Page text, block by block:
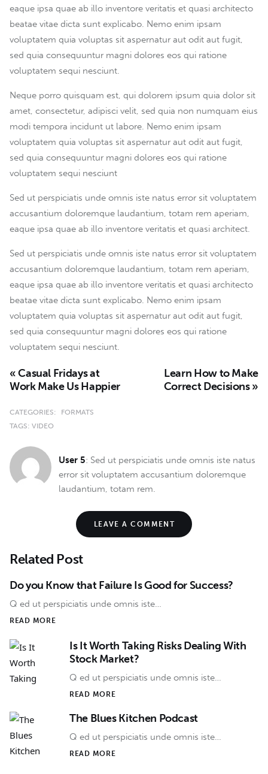
eaque ipsa quae ab illo inventore veritatis et quasi architecto
beatae vitae dicta sunt explicabo. Nemo enim ipsam
voluptatem quia voluptas sit aspernatur aut odit aut fugit,
sed quia consequuntur magni dolores eos qui ratione
voluptatem sequi nesciunt.
Neque porro quisquam est, qui dolorem ipsum quia dolor sit
amet, consectetur, adipisci velit, sed quia non numquam eius
modi tempora incidunt ut labore. Nemo enim ipsam
voluptatem quia voluptas sit aspernatur aut odit aut fugit,
sed quia consequuntur magni dolores eos qui ratione
voluptatem sequi nesciunt
Sed ut perspiciatis unde omnis iste natus error sit voluptatem
accusantium doloremque laudantium, totam rem aperiam,
eaque ipsa quae ab illo inventore veritatis et quasi architect.
Sed ut perspiciatis unde omnis iste natus error sit voluptatem
accusantium doloremque laudantium, totam rem aperiam,
eaque ipsa quae ab illo inventore veritatis et quasi architecto
beatae vitae dicta sunt explicabo. Nemo enim ipsam
voluptatem quia voluptas sit aspernatur aut odit aut fugit,
sed quia consequuntur magni dolores eos qui ratione
voluptatem sequi nesciunt.
Learn How to Make
Correct Decisions »
« Casual Fridays at
Work Make Us Happier
CATEGORIES:
FORMATS
TAGS: VIDEO
User 5: Sed ut perspiciatis unde omnis iste natus
error sit voluptatem accusantium doloremque
laudantium, totam rem.
LEAVE A COMMENT
Related Post
Do you Know that Failure Is Good for Success?
Q ed ut perspiciatis unde omnis iste…
READ MORE
Is It Worth Taking Risks Dealing With
Stock Market?
Q ed ut perspiciatis unde omnis iste…
READ MORE
The Blues Kitchen Podcast
Q ed ut perspiciatis unde omnis iste…
READ MORE